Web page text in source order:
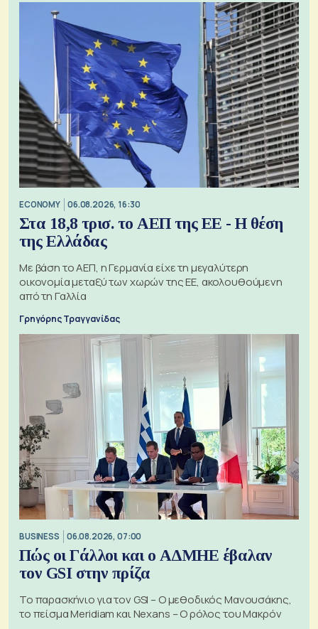
ECONOMY 06.08.2026, 16:30
Στα 18,8 τρισ. το ΑΕΠ της ΕΕ - Η θέση
της Ελλάδας
Με βάση το ΑΕΠ, η Γερμανία είχε τη μεγαλύτερη
οικονομία μεταξύ των χωρών της ΕΕ, ακολουθούμενη
από τη Γαλλία
Γρηγόρης Τραγγανίδας
BUSINESS 06.08.2026, 07:00
Πώς οι Γάλλοι και ο ΑΔΜΗΕ έβαλαν
τον GSI στην πρίζα
Το παρασκήνιο για τον GSI – Ο μεθοδικός Μανουσάκης,
το πείσμα Meridiam και Nexans – Ο ρόλος του Μακρόν